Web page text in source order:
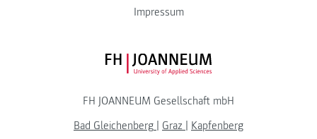
Impressum
FH JOANNEUM Logo
FH JOANNEUM Gesellschaft mbH
Bad Gleichenberg
Graz
Kapfenberg